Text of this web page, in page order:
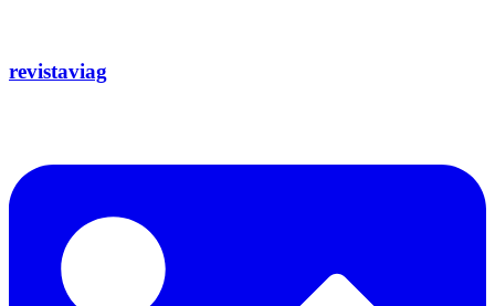
revistaviag